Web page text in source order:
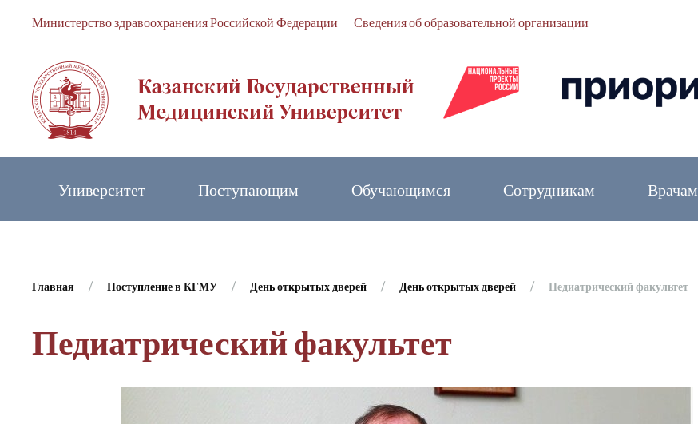
Министерство здравоохранения Российской Федерации Сведения об образовательной организации
Университет Поступающим Обучающимся Сотрудникам Врачам
Главная Поступление в КГМУ День открытых дверей День открытых дверей Педиатрический факультет
Педиатрический факультет